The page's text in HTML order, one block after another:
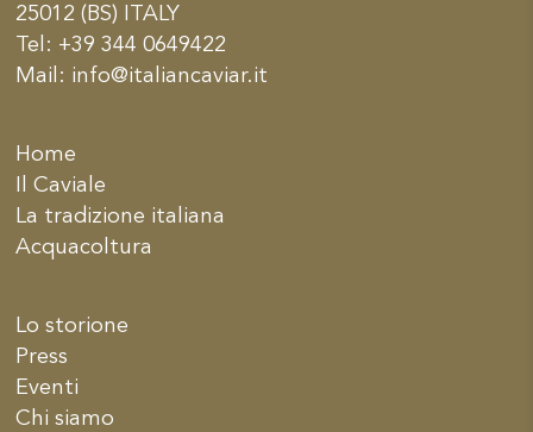
25012 (BS) ITALY
Tel: +39 344 0649422
Mail: info@italiancaviar.it
Home
Il Caviale
La tradizione italiana
Acquacoltura
Lo storione
Press
Eventi
Chi siamo